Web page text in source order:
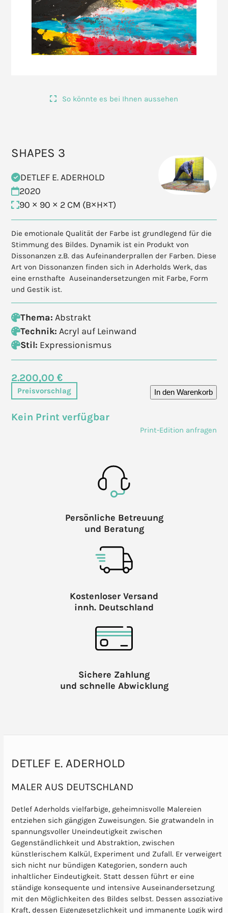
So könnte es bei Ihnen aussehen
SHAPES 3
DETLEF E. ADERHOLD
2020
90 × 90 × 2 CM (B×H×T)
Die emotionale Qualität der Farbe ist grundlegend für die
Stimmung des Bildes. Dynamik ist ein Produkt von
Dissonanzen z.B. das Aufeinanderprallen der Farben. Diese
Art von Dissonanzen finden sich in Aderholds Werk, das
eine ernsthafte Auseinandersetzungen mit Farbe, Form
und Gestik ist.
Thema: Abstrakt
Technik: Acryl auf Leinwand
Stil: Expressionismus
2.200,00 €
Preisvorschlag In den Warenkorb
Kein Print verfügbar
Print-Edition anfragen
Persönliche Betreuung
und Beratung
Kostenloser Versand
innh. Deutschland
Sichere Zahlung
und schnelle Abwicklung
DETLEF E. ADERHOLD
MALER AUS DEUTSCHLAND
Detlef Aderholds vielfarbige, geheimnisvolle Malereien
entziehen sich gängigen Zuweisungen. Sie gratwandeln in
spannungsvoller Uneindeutigkeit zwischen
Gegenständlichkeit und Abstraktion, zwischen
künstlerischem Kalkül, Experiment und Zufall. Er verweigert
sich nicht nur bündigen Kategorien, sondern auch
inhaltlicher Eindeutigkeit. Statt dessen führt er eine
ständige konsequente und intensive Auseinandersetzung
mit den Möglichkeiten des Bildes selbst. Dessen assoziative
Kraft, dessen Eigengesetzlichkeit und immanente Logik wird